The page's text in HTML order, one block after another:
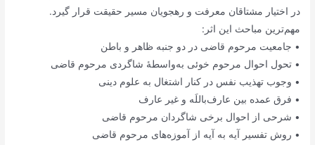
در اختیار مشتاقان معرفت و رهجویان مسیر حقیقت قرار گیرد.
مهم‌ترین مباحث این اثر:
• جامعیت مرحوم قاضی در دو جنبه ظاهر و باطن
• تحول احوال مرحوم خوئی به‌واسطۀ شاگردی مرحوم قاضی
• وجوب تهذیب نفس در کنار اشتغال به علوم دینی
• فرق عمده بین عارف‌باللَه و غیر عارف
• شرحی از احوال برخی شاگردان مرحوم قاضی
• روش تفسیر آیه به آیه از آموزه‌های مرحوم قاضی